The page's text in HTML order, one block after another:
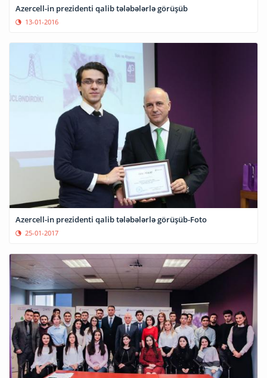
Azercell-in prezidenti qalib tələbələrlə görüşüb
13-01-2016
Azercell-in prezidenti qalib tələbələrlə görüşüb-Foto
25-01-2017